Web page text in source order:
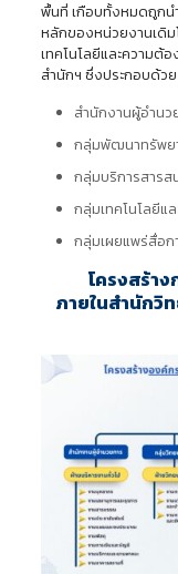
พื้นที่ เกือบทั้งหมดถูกน
หลักของหน่วยงานเดิม
เทคโนโลยีและความต้
สำนักฯ ซึ่งประกอบด้ว
สำนักงานผู้อำนว
กลุ่มพัฒนาทรัพย
กลุ่มบริการสารส
กลุ่มเทคโนโลยีแ
กลุ่มเผยแพร่สื่อก
โครงสร้า
ภายในสำนักวิ